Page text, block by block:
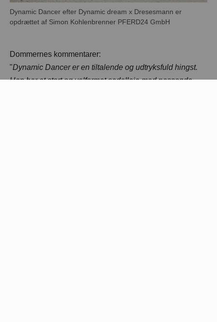
Dynamic Dancer efter Dynamic dream x Dresesmann er
Dommernes kommentarer:
"Dynamic Dancer er en tiltalende og udtryksfuld hingst.
Han har et stort og velformet sadelleje med passende